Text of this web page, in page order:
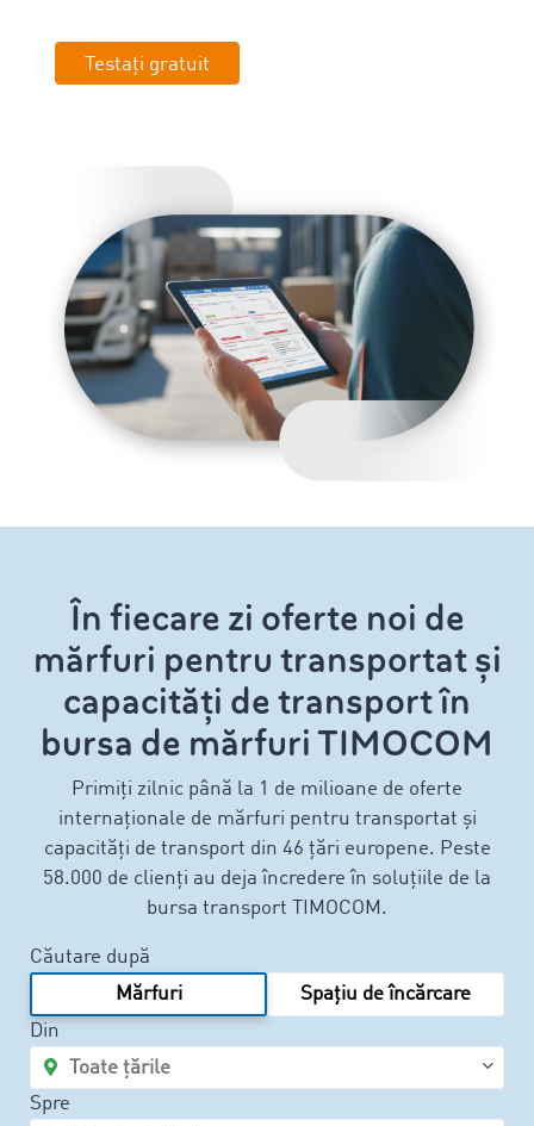
Testați gratuit
În fiecare zi oferte noi de
mărfuri pentru transportat și
capacități de transport în
bursa de mărfuri TIMOCOM
Primiți zilnic până la 1 de milioane de oferte
internaționale de mărfuri pentru transportat și
capacități de transport din 46 țări europene. Peste
58.000 de clienți au deja încredere în soluțiile de la
bursa transport TIMOCOM.
Căutare după
Mărfuri
Spațiu de încărcare
Din
Spre